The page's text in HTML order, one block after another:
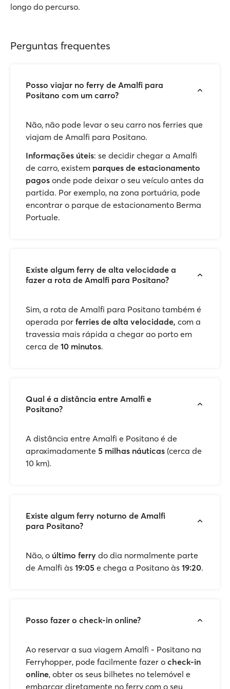
longo do percurso.
Perguntas frequentes
Posso viajar no ferry de Amalfi para
Positano com um carro?
Não, não pode levar o seu carro nos ferries que
viajam de Amalfi para Positano.
Informações úteis: se decidir chegar a Amalfi
de carro, existem parques de estacionamento
pagos onde pode deixar o seu veículo antes da
partida. Por exemplo, na zona portuária, pode
encontrar o parque de estacionamento Berma
Portuale.
Existe algum ferry de alta velocidade a
fazer a rota de Amalfi para Positano?
Sim, a rota de Amalfi para Positano também é
operada por ferries de alta velocidade, com a
travessia mais rápida a chegar ao porto em
cerca de 10 minutos.
Qual é a distância entre Amalfi e
Positano?
A distância entre Amalfi e Positano é de
aproximadamente 5 milhas náuticas (cerca de
10 km).
Existe algum ferry noturno de Amalfi
para Positano?
Não, o último ferry do dia normalmente parte
de Amalfi às 19:05 e chega a Positano às 19:20.
Posso fazer o check-in online?
Ao reservar a sua viagem Amalfi - Positano na
Ferryhopper, pode facilmente fazer o check-in
online, obter os seus bilhetes no telemóvel e
embarcar diretamente no ferry com o seu